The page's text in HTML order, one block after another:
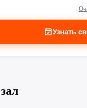
Узнать